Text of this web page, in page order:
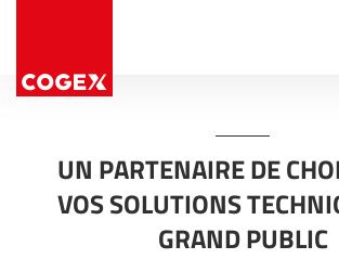
Expertise
permanentes
Offres
promotionnelles
Découvrir Cogex
Postes ouverts
Candidatures
spontanées
UN PARTENAIRE DE
VOS SOLUTIONS
GRAND PUBLIC